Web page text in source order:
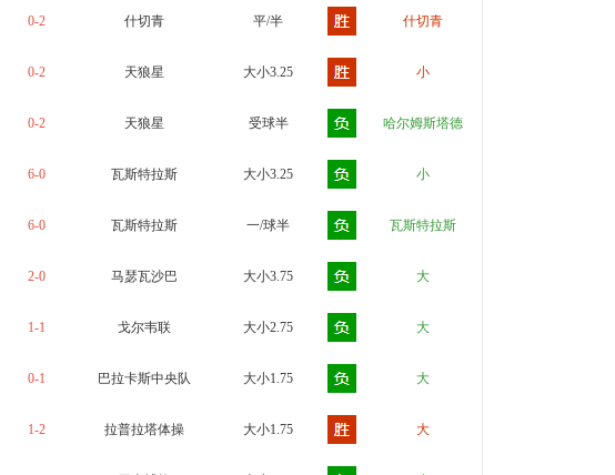
0-2 什切青 平/半 什切青
0-2 天狼星 大小3.25 小
0-2 天狼星 受球半 哈尔姆斯塔德
6-0 瓦斯特拉斯 大小3.25 小
6-0 瓦斯特拉斯 一/球半 瓦斯特拉斯
2-0 马瑟瓦沙巴 大小3.75 大
1-1 戈尔韦联 大小2.75 大
0-1 巴拉卡斯中央队 大小1.75 大
1-2 拉普拉塔体操 大小1.75 大